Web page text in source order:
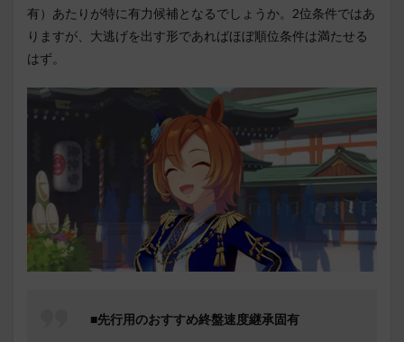
有）あたりが特に有力候補となるでしょうか。2位条件ではあ
りますが、大逃げを出す形であればほぼ順位条件は満たせる
はず。
■先行用のおすすめ終盤速度継承固有